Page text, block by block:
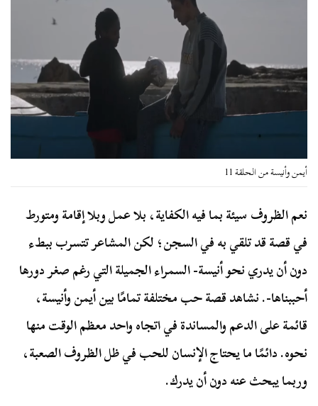
أيمن وأنيسة من الحلقة 11
نعم الظروف سيئة بما فيه الكفاية، بلا عمل وبلا إقامة ومتورط
في قصة قد تلقي به في السجن؛ لكن المشاعر تتسرب ببطء
دون أن يدري نحو أنيسة- السمراء الجميلة التي رغم صغر دورها
أحببناها-. نشاهد قصة حب مختلفة تمامًا بين أيمن وأنيسة،
قائمة على الدعم والمساندة في اتجاه واحد معظم الوقت منها
نحوه. دائمًا ما يحتاج الإنسان للحب في ظل الظروف الصعبة،
وربما يبحث عنه دون أن يدرك.